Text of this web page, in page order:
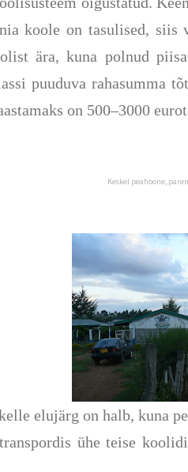
koole on tasulised,
ära, kuna polnud
puuduva
on 500–3000
Keskel peahoone,
elujärg on halb, kuna
ühe teise